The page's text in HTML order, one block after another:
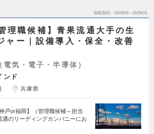
掲載期間 26/08/06～26/08/19
理職候補】青果流通大手の生
ャー｜設備導入・保全・改善
気・電子・半導体）
ンド
兵庫県
戸or福岡】（管理職候補～担当
通のリーディングカンパニーにお